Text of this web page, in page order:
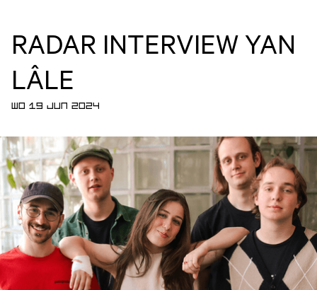
RADAR INTERVIEW YAN
LÂLE
WO 19 JUN 2024